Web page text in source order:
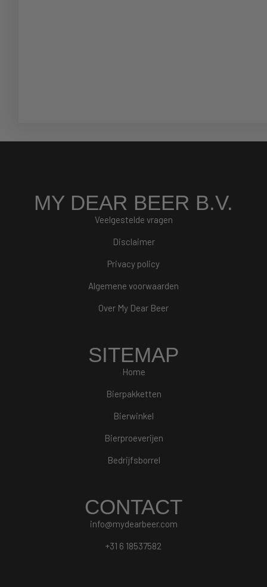
MY DEAR BEER B.V.
Veelgestelde vragen
Disclaimer
Privacy policy
Algemene voorwaarden
Over My Dear Beer
SITEMAP
Home
Bierpakketten
Bierwinkel
Bierproeverijen
Bedrijfsborrel
CONTACT
info@mydearbeer.com
+31 6 18537582